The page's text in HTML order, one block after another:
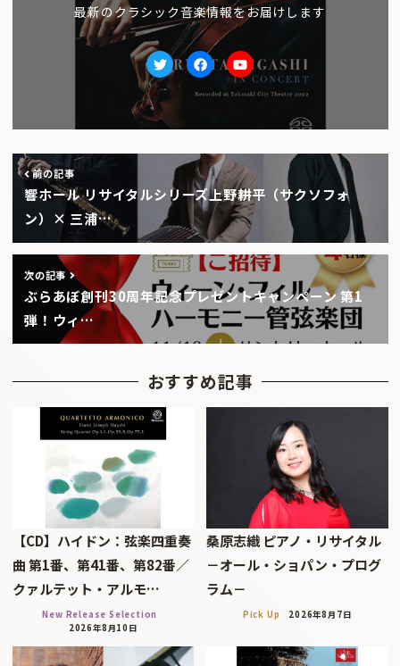
最新のクラシック音楽情報をお届けします
TwitterfacebookYoutube
前の記事
響ホール リサイタルシリーズ上野耕平（サクソフォ
ン）× 三浦…
次の記事
ぶらあぼ創刊30周年記念プレゼントキャンペーン 第1
弾！ウィ…
おすすめ記事
【CD】ハイドン：弦楽四重奏
曲 第1番、第41番、第82番／
クァルテット・アルモ…
New Release Selection
2026年8月10日
桑原志織 ピアノ・リサイタル
－オール・ショパン・プログ
ラム－
Pick Up 2026年8月7日